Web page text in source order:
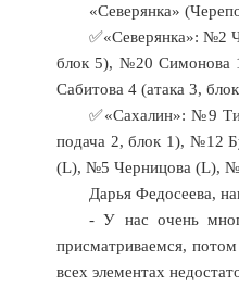
«Северянка»
✅«Северянка»: №2
блок 5), №20 Симонова
Сабитова 4 (атака 3,
✅«Сахалин»: №9
подача 2, блок 1), №12
(L), №5 Черницова (L),
Дарья Федосеева,
- У нас очень
присматриваемся,
всех элементах